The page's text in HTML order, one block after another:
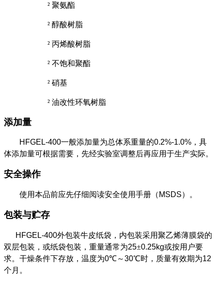
² 聚氨酯
² 醇酸树脂
² 丙烯酸树脂
² 不饱和聚酯
² 硝基
² 油改性环氧树脂
添加量
HFGEL-400一般添加量为总体系重量的0.2%-1.0% ，具
体添加量可根据需要，先经实验室调整后再应用于生产实际。
安全操作
使用本品前应先仔细阅读安全使用手册（ MSDS）。
包装与贮存
HFGEL-400外包装牛皮纸袋，内包装采用聚乙烯薄膜袋的
双层包装，或纸袋包装，重量通常为25±0.25kg或按用户要
求。干燥条件下存放，温度为0℃～30℃时，质量有效期为12
个月。